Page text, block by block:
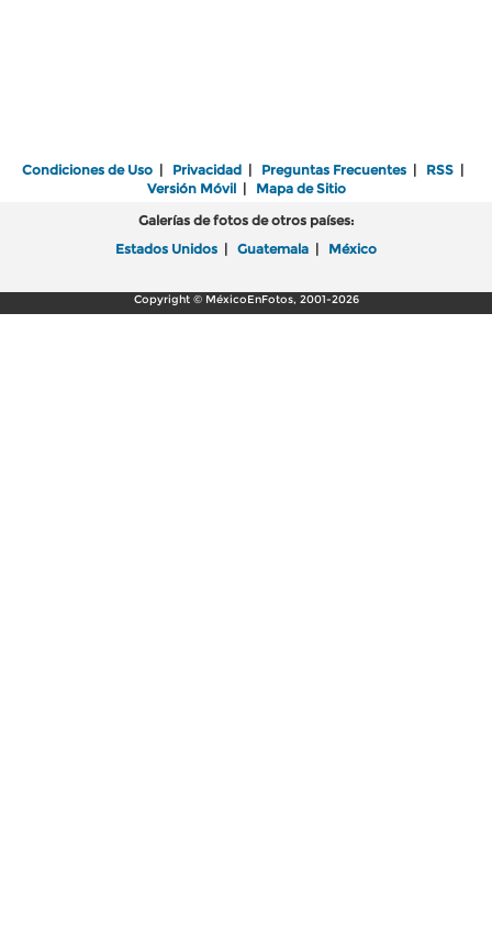
Condiciones de Uso | Privacidad | Preguntas Frecuentes | RSS |
Versión Móvil| Mapa de Sitio
Galerías de fotos de otros países:
Estados Unidos | Guatemala | México
Copyright © MéxicoEnFotos, 2001-2026